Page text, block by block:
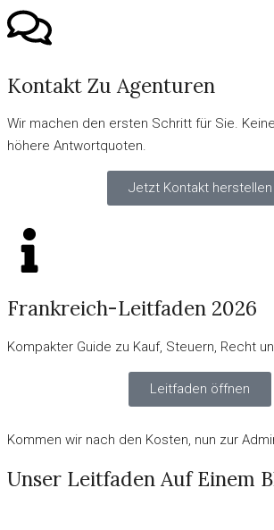
Kontakt Zu Agenturen
Wir machen den ersten Schritt für Sie.
höhere Antwortquoten.
Jetzt Kontakt herstellen
Frankreich-Leitfaden 2026
Kompakter Guide zu Kauf, Steuern, Recht
Leitfaden öffnen
Kommen wir nach den Kosten, nun zur
Unser Leitfaden Auf Einem